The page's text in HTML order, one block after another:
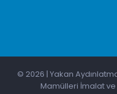
© 2026 | Yakan
Mamülleri İmalat ve